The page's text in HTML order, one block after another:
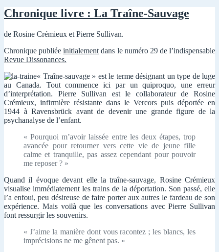
Chronique livre : La Traîne-Sauvage
de Rosine Crémieux et Pierre Sullivan.
Chronique publiéeinitialement dans le numéro 29 de l’indispensable
Revue Dissonances.
« Traîne-sauvage » est le terme désignant un type de luge
au Canada. Tout commence ici par un quiproquo, une erreur
d’interprétation. Pierre Sullivan est le collaborateur de Rosine
Crémieux, infirmière résistante dans le Vercors puis déportée en
1944 à Ravensbrück avant de devenir une grande figure de la
psychanalyse de l’enfant.
« Pourquoi m’avoir laissée entre les deux étapes, trop
avancée pour retourner vers cette vie de jeune fille
calme et tranquille, pas assez cependant pour pouvoir
me reposer ? »
Quand il évoque devant elle la traîne-sauvage, Rosine Crémieux
visualise immédiatement les trains de la déportation. Son passé, elle
l’a enfoui, peu désireuse de faire porter aux autres le fardeau de son
expérience. Mais voilà que les conversations avec Pierre Sullivan
font ressurgir les souvenirs.
« J’aime la manière dont vous racontez ; les blancs, les
imprécisions ne me gênent pas. »